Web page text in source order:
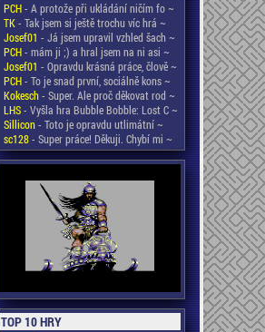
PCH- A protože při ukládání ničím fo ~
TK- Tak jsem si ještě trochu víc hrá ~
Josef01 - Já jsem upravil vzhled šach ~
PCH- mám ji ;) a hral jsem na ni asi ~
Josef01 - Opravdu krásná práce, člově ~
PCH- To je snad první, sociálně kons ~
Kokesch- Super. Ale proč děkovat rod ~
LHS- Vyšla hra Bubble Bobble: Lost C ~
Sillicon- Toto je opravdu utlimátní ~
sc128- Super práce! Děkuji. Chybí mi ~
TOP 10 HRY